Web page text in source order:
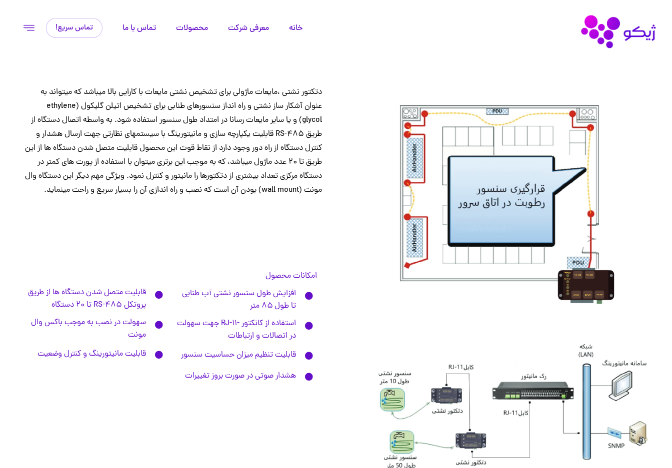
تماس سریع! خانه معرفی شرکت محصولات تماس با ما
دتکتور نشتی ،مایعات ماژولی برای تشخیص نشتی مایعات با کارایی بالا میباشد که میتواند به
عنوان آشکار ساز نشتی و راه انداز سنسورهای طنابی برای تشخیص اتیلن گلیکول (ethylene
glycol) و یا سایر مایعات رسانا در امتداد طول سنسور استفاده شود. به واسطه اتصال دستگاه از
طریق 485-RS قابلیت یکپارچه سازی و مانیتورینگ با سیستمهای نظارتی جهت ارسال هشدار و
کنترل دستگاه از راه دور وجود دارد از نقاط قوت این محصول قابلیت متصل شدن دستگاه ها از این
طریق تا ۲۰ عدد ماژول میباشد، که به موجب این برتری میتوان با استفاده از پورت های کمتر در
دستگاه مرکزی تعداد بیشتری از دتکتورها را مانیتور و کنترل نمود. ویژگی مهم دیگر این دستگاه وال
مونت (wall mount) بودن آن
است که نصب و راه اندازی آن را بسیار سریع و راحت مینماید.
امکانات محصول
افزایش طول سنسور نشتی آب طنابی
تا طول ۸۵ متر
استفاده از کانکتور -11-RJ جهت سهولت
در اتصالات و ارتباطات
قابلیت تنظیم میزان حساسیت سنسور
هشدار صوتی در صورت بروز تغییرات
قابلیت متصل شدن دستگاه ها از طریق
پروتکل 485-RS تا ۲۰ دستگاه
سهولت در نصب به موجب باكس وال
مونت
قابلیت مانیتورینگ و کنترل وضعیت